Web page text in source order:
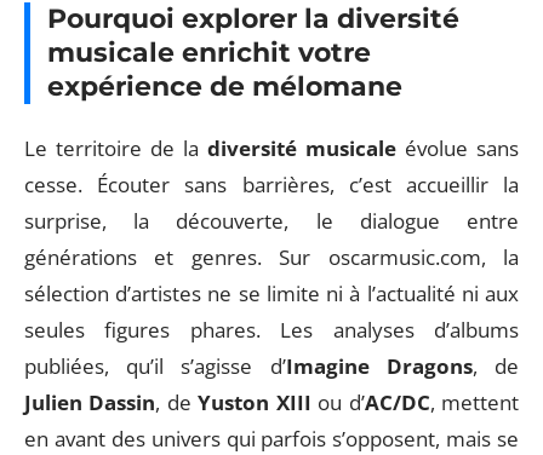
Pourquoi explorer la diversité
musicale enrichit votre
expérience de mélomane
Le territoire de la diversité musicale évolue sans
cesse. Écouter sans barrières, c’est accueillir la
surprise, la découverte, le dialogue entre
générations et genres. Sur oscarmusic.com, la
sélection d’artistes ne se limite ni à l’actualité ni aux
seules figures phares. Les analyses d’albums
publiées, qu’il s’agisse d’Imagine Dragons, de
Julien Dassin, deYuston XIII ou d’AC/DC, mettent
en avant des univers qui parfois s’opposent, mais se